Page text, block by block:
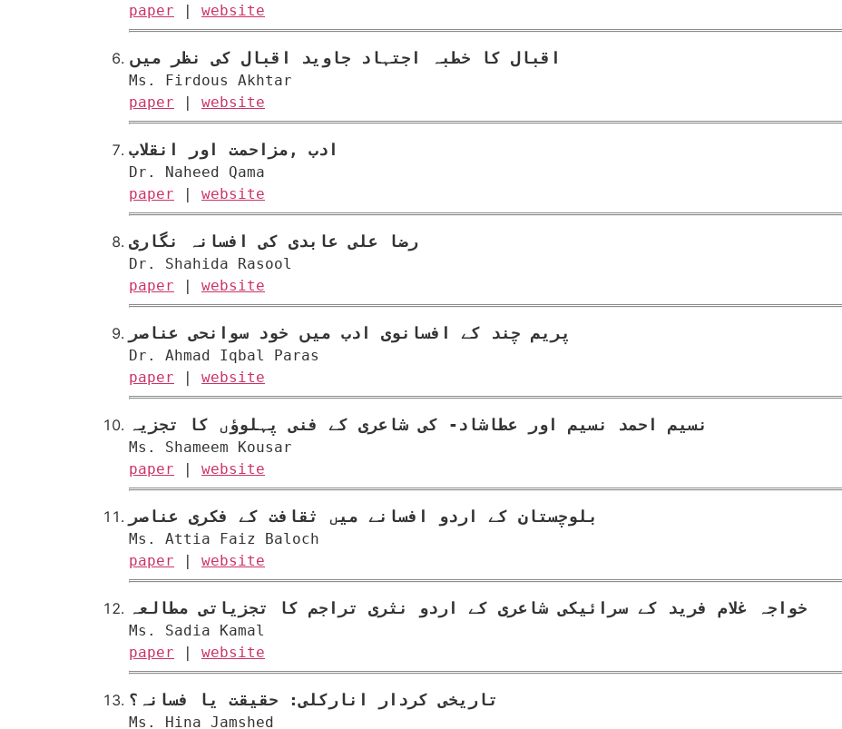
paper | website
اقبال کا خطبہ اجتہاد جاوید اقبال کی نظر میں
Ms. Firdous Akhtar
paper | website
ادب ,مزاحمت اور انقلاب
Dr. Naheed Qama
paper | website
رضا علی عابدی کی افسانہ نگاری
Dr. Shahida Rasool
paper | website
پریم چند کے افسانوی ادب میں خود سوانحی عناصر
Dr. Ahmad Iqbal Paras
paper | website
نسیم احمد نسیم اور عطاشاد- کی شاعری کے فنی پہلوؤں کا تجزیہ
Ms. Shameem Kousar
paper | website
بلوچستان کے اردو افسانے میں ثقافت کے فکری عناصر
Ms. Attia Faiz Baloch
paper | website
خواجہ غلام فرید کے سرائیکی شاعری کے اردو نثری تراجم کا تجزیاتی مطالعہ
Ms. Sadia Kamal
paper | website
تاریخی کردار انارکلی: حقیقت یا فسانہ؟
Ms. Hina Jamshed